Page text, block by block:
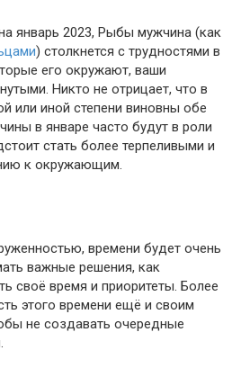
январь 2023, Рыбы мужчина (как
) столкнется с трудностями в
его окружают, ваши
Никто не отрицает, что в
или иной степени виновны обе
в январе часто будут в роли
стать более терпеливыми и
к окружающим.
времени будет очень
важные решения, как
своё время и приоритеты. Более
этого времени ещё и своим
не создавать очередные